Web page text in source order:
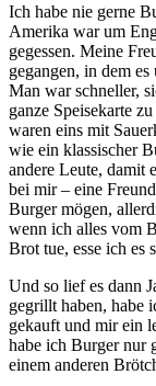
Ich habe nie gerne
Amerika war um
gegessen. Meine
gegangen, in dem
Man war schneller,
ganze Speisekarte
waren eins mit
wie ein klassischer
andere Leute, damit
bei mir – eine
Burger mögen,
wenn ich alles vom
Brot tue, esse ich es
Und so lief es dann
gegrillt haben, habe
gekauft und mir ein
habe ich Burger nur
einem anderen